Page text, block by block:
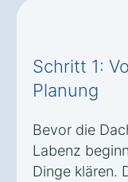
Schritt 1:
Planung
Bevor die
Labenz
Dinge klären.